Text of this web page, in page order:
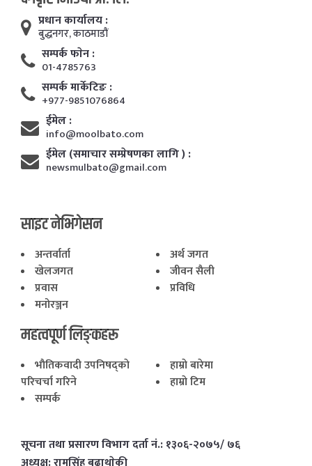
प्रधान कार्यालय :
बुद्धनगर, काठमाडाैं
सम्पर्क फाेन :
01-4785763
सम्पर्क मार्केटिङ :
+977-9851076864
ईमेल :
info@moolbato.com
ईमेल (समाचार सम्प्रेषणका लागि ) :
newsmulbato@gmail.com
साइट नेभिगेसन
अन्तर्वार्ता
अर्थ जगत
खेलजगत
जीवन सैली
प्रवास
प्रविधि
मनोरञ्जन
महत्वपूर्ण लिङ्कहरू
भाैतिकवादी उपनिषद्काे
परिचर्चा गरिने
हाम्राे बारेमा
हाम्राे टिम
सम्पर्क
सूचना तथा प्रसारण विभाग दर्ता नं.: १३०६-२०७५/ ७६